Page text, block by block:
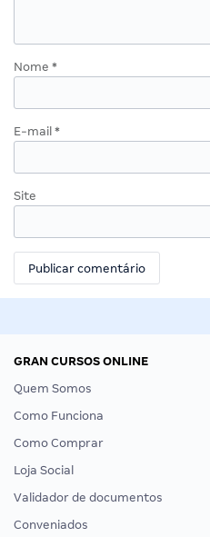
Nome *
E-mail *
Site
GRAN CURSOS ONLINE
Quem Somos
Como Funciona
Como Comprar
Loja Social
Validador de documentos
Conveniados